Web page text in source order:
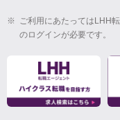
※ ご利用にあたってはLHH
のログインが必要です。